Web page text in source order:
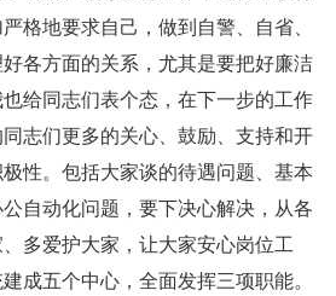
格地要求自己，做到自警、自省、
各方面的关系，尤其是要把好廉洁
给同志们表个态，在下一步的工作
志们更多的关心、鼓励、支持和开
性。包括大家谈的待遇问题、基本
自动化问题，要下决心解决，从各
多爱护大家，让大家安心岗位工
成五个中心，全面发挥三项职能。